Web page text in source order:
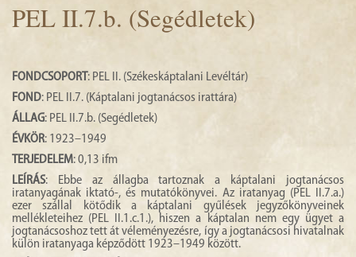
KUTATÁS
KAPCSOLAT
HÍREK
E-ARCHIVUM
EGYHÁZMEGYE
PEL II.7.b. (Segédletek)
FONDCSOPORT: PEL II. (Székeskáptalani Levéltár)
FOND: PEL II.7. (Káptalani jogtanácsos irattára)
ÁLLAG: PEL II.7.b. (Segédletek)
ÉVKÖR: 1923–1949
TERJEDELEM: 0,13 ifm
LEÍRÁS: Ebbe az állagba tartoznak a káptalani jogtanácsos
iratanyagának iktató-, és mutatókönyvei. Az iratanyag (PEL II.7.a.)
ezer szállal kötődik a káptalani gyűlések jegyzőkönyveinek
mellékleteihez (PEL II.1.c.1.), hiszen a káptalan nem egy ügyet a
jogtanácsoshoz tett át véleményezésre, így a jogtanácsosi hivatalnak
külön iratanyaga képződött 1923–1949 között.